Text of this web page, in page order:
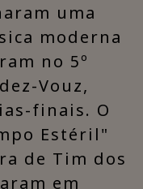
uma
moderna
no 5º
Vouz,
finais. O
Estéril"
de Tim dos
em